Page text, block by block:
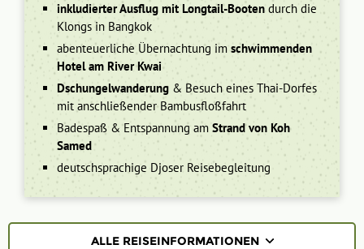
inkludierter Ausflug mit Longtail-Booten durch die
Klongs in Bangkok
abenteuerliche Übernachtung im schwimmenden
Hotel am River Kwai
Dschungelwanderung & Besuch eines Thai-Dorfes
mit anschließender Bambusfloßfahrt
Badespaß & Entspannung am Strand von Koh
Samed
deutschsprachige Djoser Reisebegleitung
ALLE REISEINFORMATIONEN